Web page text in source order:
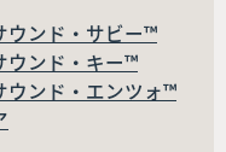
ウンド・サビー™
ウンド・キー™
ウンド・エンツォ™